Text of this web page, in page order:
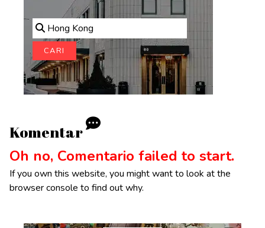
Hong Kong
CARI
Komentar
Oh no, Comentario failed to start.
If you own this website, you might want to look at the
browser console to find out why.